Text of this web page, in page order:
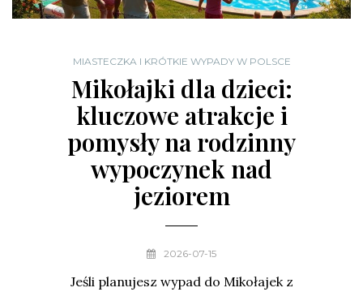
MIASTECZKA I KRÓTKIE WYPADY W POLSCE
Mikołajki dla dzieci:
kluczowe atrakcje i
pomysły na rodzinny
wypoczynek nad
jeziorem
2026-07-15
Jeśli planujesz wypad do Mikołajek z